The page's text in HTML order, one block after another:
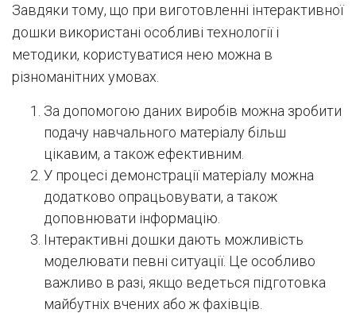
Завдяки тому, що при виготовленні інтерактивної
дошки використані особливі технології і
методики, користуватися нею можна в
різноманітних умовах.
За допомогою даних виробів можна зробити
подачу навчального матеріалу більш
цікавим, а також ефективним.
У процесі демонстрації матеріалу можна
додатково опрацьовувати, а також
доповнювати інформацію.
Інтерактивні дошки дають можливість
моделювати певні ситуації. Це особливо
важливо в разі, якщо ведеться підготовка
майбутніх вчених або ж фахівців.